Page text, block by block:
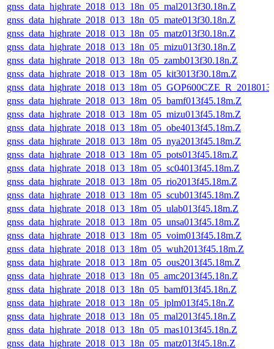
gnss_data_highrate_2018_013_18n_05_mal2013f30.18n.Z
gnss_data_highrate_2018_013_18n_05_mate013f30.18n.Z
gnss_data_highrate_2018_013_18n_05_matz013f30.18n.Z
gnss_data_highrate_2018_013_18n_05_mizu013f30.18n.Z
gnss_data_highrate_2018_013_18n_05_zamb013f30.18n.Z
gnss_data_highrate_2018_013_18m_05_kit3013f30.18m.Z
gnss_data_highrate_2018_013_18m_05_bamf013f45.18m.Z
gnss_data_highrate_2018_013_18m_05_mizu013f45.18m.Z
gnss_data_highrate_2018_013_18m_05_obe4013f45.18m.Z
gnss_data_highrate_2018_013_18m_05_nya2013f45.18m.Z
gnss_data_highrate_2018_013_18m_05_pots013f45.18m.Z
gnss_data_highrate_2018_013_18m_05_sc04013f45.18m.Z
gnss_data_highrate_2018_013_18m_05_rio2013f45.18m.Z
gnss_data_highrate_2018_013_18m_05_scub013f45.18m.Z
gnss_data_highrate_2018_013_18m_05_ulab013f45.18m.Z
gnss_data_highrate_2018_013_18m_05_unsa013f45.18m.Z
gnss_data_highrate_2018_013_18m_05_voim013f45.18m.Z
gnss_data_highrate_2018_013_18m_05_wuh2013f45.18m.Z
gnss_data_highrate_2018_013_18m_05_ous2013f45.18m.Z
gnss_data_highrate_2018_013_18n_05_amc2013f45.18n.Z
gnss_data_highrate_2018_013_18n_05_bamf013f45.18n.Z
gnss_data_highrate_2018_013_18n_05_jplm013f45.18n.Z
gnss_data_highrate_2018_013_18n_05_mal2013f45.18n.Z
gnss_data_highrate_2018_013_18n_05_mas1013f45.18n.Z
gnss_data_highrate_2018_013_18n_05_matz013f45.18n.Z